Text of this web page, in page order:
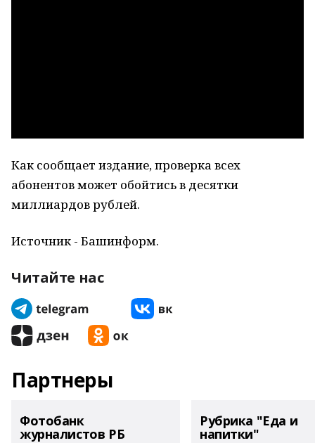
Как сообщает издание, проверка всех
абонентов может обойтись в десятки
миллиардов рублей.
Источник - Башинформ.
Читайте нас
Партнеры
Фотобанк
журналистов РБ
Рубрика "Еда и
напитки"